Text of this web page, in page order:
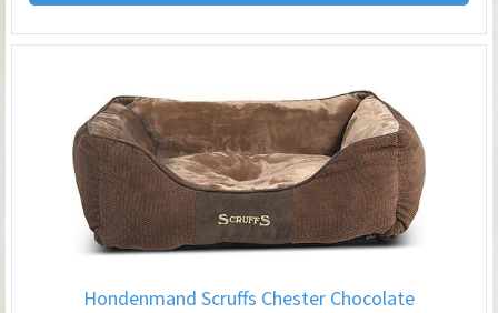
Hondenmand Scruffs Chester Chocolate